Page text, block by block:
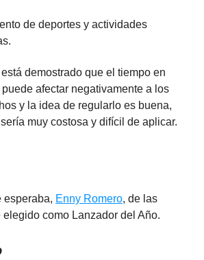
de deportes y actividades
demostrado que el tiempo en
afectar negativamente a los
y la idea de regularlo es buena,
muy costosa y difícil de aplicar.
esperaba, Enny Romero, de las
elegido como Lanzador del Año.